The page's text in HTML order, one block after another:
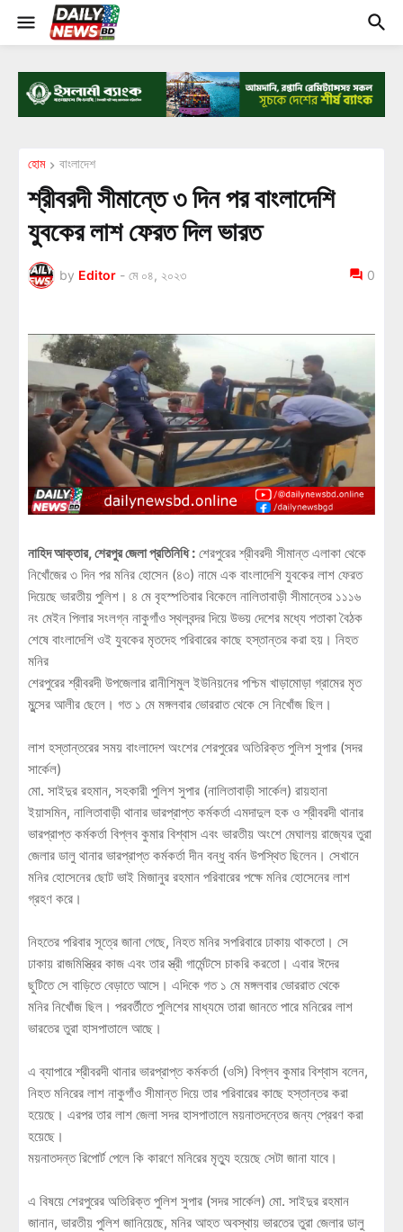
হোম বাংলাদেশ
শ্রীবরদী সীমান্তে ৩ দিন পর বাংলাদেশি
যুবকের লাশ ফেরত দিল ভারত
by Editor - মে ০৪, ২০২৩ 0
নাহিদ আক্তার, শেরপুর জেলা প্রতিনিধি : শেরপুরের শ্রীবরদী সীমান্ত এলাকা থেকে
নিখোঁজের ৩ দিন পর মনির হোসেন (৪৩) নামে এক বাংলাদেশি যুবকের লাশ ফেরত
দিয়েছে ভারতীয় পুলিশ। ৪ মে বৃহস্পতিবার বিকেলে নালিতাবাড়ী সীমান্তের ১১১৬
নং মেইন পিলার সংলগ্ন নাকুগাঁও স্থলবন্দর দিয়ে উভয় দেশের মধ্যে পতাকা বৈঠক
শেষে বাংলাদেশি ওই যুবকের মৃতদেহ পরিবারের কাছে হস্তান্তর করা হয়। নিহত
মনির
শেরপুরের শ্রীবরদী উপজেলার রানীশিমুল ইউনিয়নের পশ্চিম খাড়ামোড়া গ্রামের মৃত
মুন্সের আলীর ছেলে। গত ১ মে মঙ্গলবার ভোররাত থেকে সে নিখোঁজ ছিল।
লাশ হস্তান্তরের সময় বাংলাদেশ অংশের শেরপুরের অতিরিক্ত পুলিশ সুপার (সদর
সার্কেল)
মো. সাইদুর রহমান, সহকারী পুলিশ সুপার (নালিতাবাড়ী সার্কেল) রায়হানা
ইয়াসমিন, নালিতাবাড়ী থানার ভারপ্রাপ্ত কর্মকর্তা এমদাদুল হক ও শ্রীবরদী থানার
ভারপ্রাপ্ত কর্মকর্তা বিপ্লব কুমার বিশ্বাস এবং ভারতীয় অংশে মেঘালয় রাজ্যের তুরা
জেলার ডালু থানার ভারপ্রাপ্ত কর্মকর্তা দীন বন্ধু বর্মন উপস্থিত ছিলেন। সেখানে
মনির হোসেনের ছোট ভাই মিজানুর রহমান পরিবারের পক্ষে মনির হোসেনের লাশ
গ্রহণ করে।
নিহতের পরিবার সূত্রে জানা গেছে, নিহত মনির সপরিবারে ঢাকায় থাকতো। সে
ঢাকায় রাজমিস্ত্রির কাজ এবং তার স্ত্রী গার্মেন্টসে চাকরি করতো। এবার ঈদের
ছুটিতে সে বাড়িতে বেড়াতে আসে। এদিকে গত ১ মে মঙ্গলবার ভোররাত থেকে
মনির নিখোঁজ ছিল। পরবর্তীতে পুলিশের মাধ্যমে তারা জানতে পারে মনিরের লাশ
ভারতের তুরা হাসপাতালে আছে।
এ ব্যাপারে শ্রীবরদী থানার ভারপ্রাপ্ত কর্মকর্তা (ওসি) বিপ্লব কুমার বিশ্বাস বলেন,
নিহত মনিরের লাশ নাকুগাঁও সীমান্ত দিয়ে তার পরিবারের কাছে হস্তান্তর করা
হয়েছে। এরপর তার লাশ জেলা সদর হাসপাতালে ময়নাতদন্তের জন্য প্রেরণ করা
হয়েছে।
ময়নাতদন্ত রিপোর্ট পেলে কি কারণে মনিরের মৃত্যু হয়েছে সেটা জানা যাবে।
এ বিষয়ে শেরপুরের অতিরিক্ত পুলিশ সুপার (সদর সার্কেল) মো. সাইদুর রহমান
জানান, ভারতীয় পুলিশ জানিয়েছে, মনির আহত অবস্থায় ভারতের তুরা জেলার ডালু